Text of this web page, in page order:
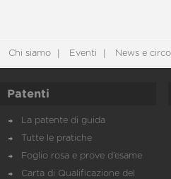
Chi siamo Eventi News e
Patenti
La patente di guida
Tutte le pratiche
Foglio rosa e prove d’esame
Carta di Qualificazione del